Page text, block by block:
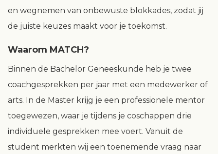
en wegnemen van onbewuste blokkades, zodat jij
de juiste keuzes maakt voor je toekomst.
Waarom MATCH?
Binnen de Bachelor Geneeskunde heb je twee
coachgesprekken per jaar met een medewerker of
arts. In de Master krijg je een professionele mentor
toegewezen, waar je tijdens je coschappen drie
individuele gesprekken mee voert. Vanuit de
student merkten wij een toenemende vraag naar